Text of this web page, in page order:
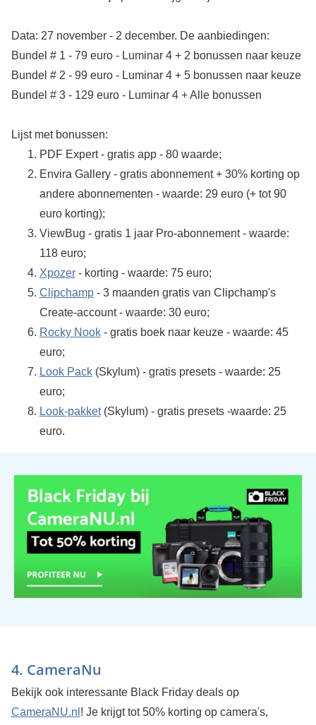
Data: 27 november - 2 december. De aanbiedingen:
Bundel # 1 - 79 euro - Luminar 4 + 2 bonussen naar keuze
Bundel # 2 - 99 euro - Luminar 4 + 5 bonussen naar keuze
Bundel # 3 - 129 euro - Luminar 4 + Alle bonussen
Lijst met bonussen:
PDF Expert - gratis app - 80 waarde;
Envira Gallery - gratis abonnement + 30% korting op
andere abonnementen - waarde: 29 euro (+ tot 90
euro korting);
ViewBug - gratis 1 jaar Pro-abonnement - waarde:
118 euro;
Xpozer- korting - waarde: 75 euro;
Clipchamp- 3 maanden gratis van Clipchamp's
Create-account - waarde: 30 euro;
Rocky Nook- gratis boek naar keuze - waarde: 45
euro;
Look Pack(Skylum) - gratis presets - waarde: 25
euro;
Look-pakket(Skylum) - gratis presets -waarde: 25
euro.
4. CameraNu
Bekijk ook interessante Black Friday deals op
CameraNU.nl ! Je krijgt tot 50% korting op camera's,